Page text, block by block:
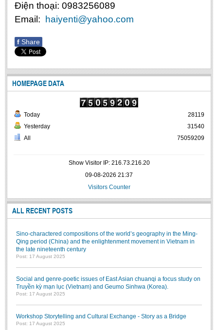
Điện thoại: 0983256089
Email:
haiyenti@yahoo.com
f Share
HOMEPAGE DATA
Today
Yesterday
All
28119
31540
75059209
Show Visitor IP: 216.73.216.20
09-08-2026 21:37
Visitors Counter
ALL RECENT POSTS
Sino-charactered compositions of the world’s geography in the Ming-
Qing period (China) and the enlightenment movement in Vietnam in
the late nineteenth century
Post: 17 August 2025
Social and genre-poetic issues of East Asian chuanqi a focus study on
Truyền kỳ mạn lục (Vietnam) and Geumo Sinhwa (Korea).
Post: 17 August 2025
Workshop Storytelling and Cultural Exchange - Story as a Bridge
Post: 17 August 2025